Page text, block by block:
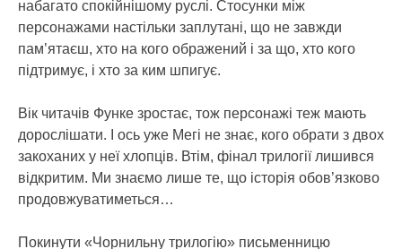
набагато спокійнішому руслі. Стосунки між
персонажами настільки заплутані, що не завжди
пам’ятаєш, хто на кого ображений і за що, хто кого
підтримує, і хто за ким шпигує.
Вік читачів Функе зростає, тож персонажі теж мають
дорослішати. І ось уже Мегі не знає, кого обрати з двох
закоханих у неї хлопців. Втім, фінал трилогії лишився
відкритим. Ми знаємо лише те, що історія обов’язково
продовжуватиметься…
Покинути «Чорнильну трилогію» письменницю